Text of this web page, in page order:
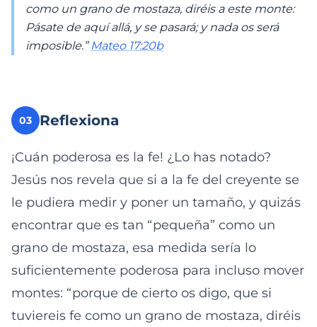
como un grano de mostaza, diréis a este monte:
Pásate de aquí allá, y se pasará; y nada os será
imposible.” Mateo 17:20b
03 Reflexiona
¡Cuán poderosa es la fe! ¿Lo has notado?
Jesús nos revela que si a la fe del creyente se
le pudiera medir y poner un tamaño, y quizás
encontrar que es tan “pequeña” como un
grano de mostaza, esa medida sería lo
suficientemente poderosa para incluso mover
montes: “porque de cierto os digo, que si
tuviereis fe como un grano de mostaza, diréis